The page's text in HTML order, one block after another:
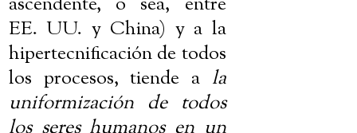
EE. UU. y China) y a la
hipertecnificación de todos
los procesos, tiende a la
uniformización de todos